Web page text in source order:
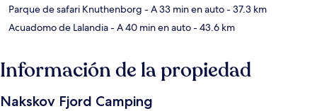
Parque de safari Knuthenborg - A 33 min en auto- 37.3 km
Acuadomo de Lalandia- A 40 min en auto- 43.6 km
Información de la propiedad
Nakskov Fjord Camping